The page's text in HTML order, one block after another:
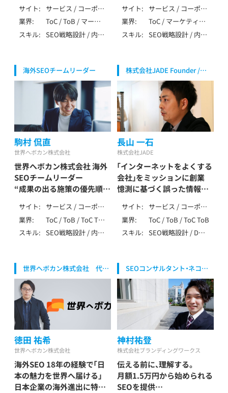
/ SaaS・ソフトウェ
ア・クラウド
長澤 光樹 / Nagasawa
Mitsuki
サイト
サービス / コーポレ
ート / ローカル / メ
ディア / アフィリエ
イト / ポータル・DB
業界
ToC / ToB / マーケ
ティング・IT・テクノ
ロジー / 製造・イン
活全般（不用品・アパ
レル・家事） / ブライ
ダル（婚活・式場・フ
ォト） / 介護・福祉 /
医療・健康・病院・ク
リニック / 美容・脱
毛・サロン / ジム・フ
ィットネス / 金融・
保険・投資 / 不動産・
住宅・工務店 / 求人・
転職・人材 / SaaS・ソ
フトウェア・クラウ
ド
スキル
SEO戦略設計 / 内部
/ DB・大規模SEO /
データ分析（GA4・
Search Console） /
AI活用 / アフィリエ
イト / SEO歴7～9年
ータドリブンなSEO
岡 拓馬 / Oka Takuma
サイト
サービス / コーポレ
ート / メディア / ア
フィリエイト / 多言
語 / SPA/SSR/SSG
業界
ToC / マーケティン
グ・IT・テクノロジー
/ 製造・インフラ（自
用品・アパレル・家
事） / 健康食品・ウォ
ーターサーバー / レ
ンタル / 飲食・フー
ド・レストラン / 美
容・脱毛・サロン / ジ
ム・フィットネス /
金融・保険・投資 / 不
動産・住宅・工務店 /
教育・学習・スクール
/ 旅行・観光・ホテル /
エンタメ・メディア /
求人・転職・人材 / 士
業（弁護士・税理士・
行政書士・社労士等）
/ SaaS・ソフトウェ
ア・クラウド
スキル
SEO戦略設計 / 内部
ーカルSEO / ペナル
ティ解除 / YMYL対
応 / 特殊サイト対応
/ データ分析（GA4・
Search Console） /
SEO内製化支援 / AI
活用 / LLMO / MEO
/ 広告 / SNS / アフ
ィリエイト / ベンチ
ャー支援 / SEO歴7
～9年
海外SEOチームリーダー
駒村 侃直
世界へボカン株式会社
世界へボカン株式会社 海外
SEOチームリーダー
“成果の出る施策の優先順位
の鍵
駒村 侃直 / Komamura
Kanchi
サイト
サービス / コーポレ
ート / メディア / EC
/ ポータル・DB / 多
言語
業界
ToC / ToB / ToC ToB
/ マーケティング・
IT・テクノロジー /
等） / 生活全般（不用
品・アパレル・家事） /
ーサーバー / 飲食・
フード・レストラン /
医療・健康・病院・ク
リニック / 金融・保
険・投資 / 不動産・住
宅・工務店 / 教育・学
習・スクール / 旅行・
観光・ホテル
スキル
SEO戦略設計 / 内部
ーカルSEO / DB・大
規模SEO / YMYL対
（GA4・Search
Console） / SEO内製
化支援 / AI活用 /
LLMO / MEO / SNS
/ ベンチャー支援 /
大手企業支援 / 上場
企業支援 / SEO歴4
～6年
株式会社JADE Founder /
CSO
長山 一石
株式会社JADE
「インターネットをよくする
会社」をミッションに創業
憶測に基づく誤った情報が
を
長山一石 / Nagayama
Kazushi
サイト
サービス / コーポレ
ート / ローカル / メ
ディア / アフィリエ
イト / EC / ポータ
他（特殊な仕様）
業界
ToC / ToB / ToC ToB
スキル
SEO戦略設計 / DB・
/ データ分析（GA4・
Search Console） /
AI活用 / 広告 / その
他（特殊業務） / SEO
歴10年以上
世界へボカン株式会社 代表
取締役社長
徳田 祐希
世界へボカン株式会社
海外SEO 18年の経験で「日
本の魅力を世界へ届ける」
日本企業の海外進出に特化
SEOコンサルタント・ネコノ
テSEO事業責任者
神村祐登
株式会社ブランディングワークス
伝える前に、理解する。
月額1.5万円から始められる
SEOを提供